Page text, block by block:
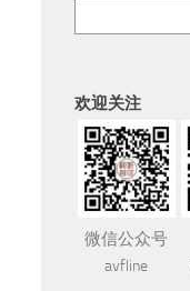
欢迎关注
微信公众号
avfline